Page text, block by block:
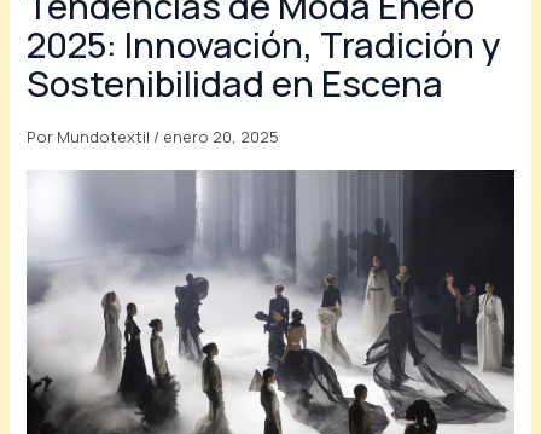
2025: Innovación, Tradición y
Sostenibilidad en Escena
Por Mundotextil / enero 20, 2025